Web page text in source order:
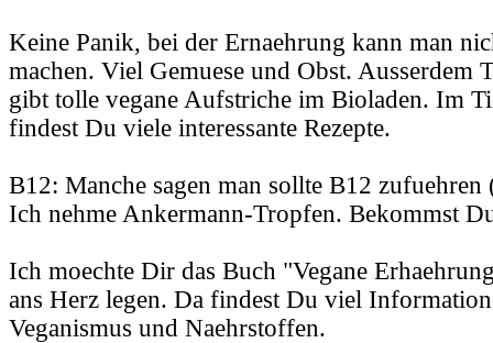
Keine Panik, bei der Ernaehrung kann man
machen. Viel Gemuese und Obst. Ausserdem
gibt tolle vegane Aufstriche im Bioladen. Im
findest Du viele interessante Rezepte.
B12: Manche sagen man sollte B12 zufuehren
Ich nehme Ankermann-Tropfen. Bekommst
Ich moechte Dir das Buch "Vegane
ans Herz legen. Da findest Du viel
Veganismus und Naehrstoffen.